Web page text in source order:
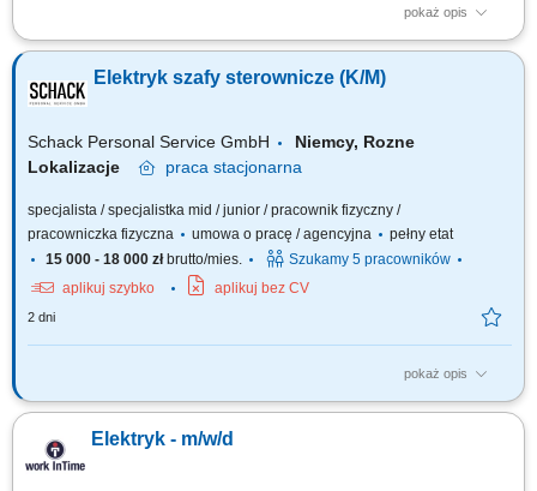
pokaż opis
Twoje zadania jako Technik Elektryk/ Elektronik/ Mechatronik/
kable; Wykonywanie podstawowych pomiarów przy użyciu miernika;
Dojazd do klienta z biura firmy samochodem służbowym; Twoje
Elektryk szafy sterownicze (K/M)
Schack Personal Service GmbH
Niemcy, Rozne
Lokalizacje
praca stacjonarna
specjalista / specjalistka mid / junior / pracownik fizyczny /
pracowniczka fizyczna
umowa o pracę / agencyjna
pełny etat
15 000 - 18 000 złbrutto/mies.
Szukamy 5 pracowników
aplikuj szybko
aplikuj bez CV
2 dni
pokaż opis
Opis stanowiska: Montaż szaf sterowniczych na podstawie schematów
rysunkiem technicznym; Okablowanie modułów oraz wykonywanie
połączeń elektrycznych; Przeprowadzanie testów funkcjonalnych i
Elektryk - m/w/d